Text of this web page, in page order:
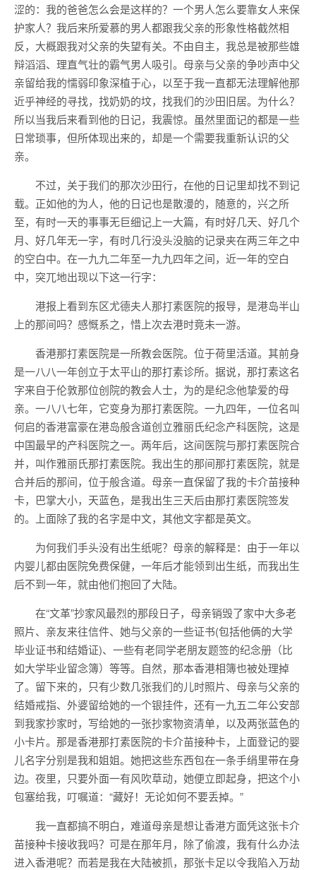
涩的：我的爸爸怎么会是这样的？一个男人怎么要靠女人来保
护家人？我后来所爱慕的男人都跟我父亲的形象性格截然相
反，大概跟我对父亲的失望有关。不由自主，我总是被那些雄
辩滔滔、理直气壮的霸气男人吸引。母亲与父亲的争吵声中父
亲留给我的懦弱印象深植于心，以至于我一直都无法理解他那
近乎神经的寻找，找奶奶的坟，找我们的沙田旧居。为什么？
所以当我后来看到他的日记，我震惊。虽然里面记的都是一些
日常琐事，但所体现出来的，却是一个需要我重新认识的父
亲。
不过，关于我们的那次沙田行，在他的日记里却找不到记
载。正如他的为人，他的日记也是散漫的，随意的，兴之所
至，有时一天的事事无巨细记上一大篇，有时好几天、好几个
月、好几年无一字，有时几行没头没脑的记录夹在两三年之中
的空白中。在一九九二年至一九九四年之间，近一年的空白
中，突兀地出现以下这一行字：
港报上看到东区尤德夫人那打素医院的报导，是港岛半山
上的那间吗？感慨系之，惜上次去港时竟未一游。
香港那打素医院是一所教会医院。位于荷里活道。其前身
是一八八一年创立于太平山的那打素诊所。据说，那打素这名
字来自于伦敦那位创院的教会人士，为的是纪念他挚爱的母
亲。一八八七年，它变身为那打素医院。一九四年，一位名叫
何启的香港富豪在港岛般含道创立雅丽氏纪念产科医院，这是
中国最早的产科医院之一。两年后，这间医院与那打素医院合
并，叫作雅丽氏那打素医院。我出生的那间那打素医院，就是
合并后的那间，位于般含道。母亲一直保留了我的卡介苗接种
卡，巴掌大小，天蓝色，是我出生三天后由那打素医院签发
的。上面除了我的名字是中文，其他文字都是英文。
为何我们手头没有出生纸呢？母亲的解释是：由于一年以
内婴儿都由医院免费保健，一年后才能领到出生纸，而我出生
后不到一年，就由他们抱回了大陆。
在“文革”抄家风最烈的那段日子，母亲销毁了家中大多老
照片、亲友来往信件、她与父亲的一些证书(包括他俩的大学
毕业证书和结婚证)、一些有老同学老朋友题签的纪念册（比
如大学毕业留念簿）等等。自然，那本香港相簿也被处理掉
了。留下来的，只有少数几张我们的儿时照片、母亲与父亲的
结婚戒指、外婆留给她的一个银挂件，还有一九五二年公安部
到我家抄家时，写给她的一张抄家物资清单，以及两张蓝色的
小卡片。那是香港那打素医院的卡介苗接种卡，上面登记的婴
儿名字分别是我和姐姐。她把这些东西包在一条手绢里带在身
边。夜里，只要外面一有风吹草动，她便立即起身，把这个小
包塞给我，叮嘱道：“藏好！无论如何不要丢掉。”
我一直都搞不明白，难道母亲是想让香港方面凭这张卡介
苗接种卡接收我吗？可是在那年月，除了偷渡，我有什么办法
进入香港呢？而若是我在大陆被抓，那张卡足以令我陷入万劫